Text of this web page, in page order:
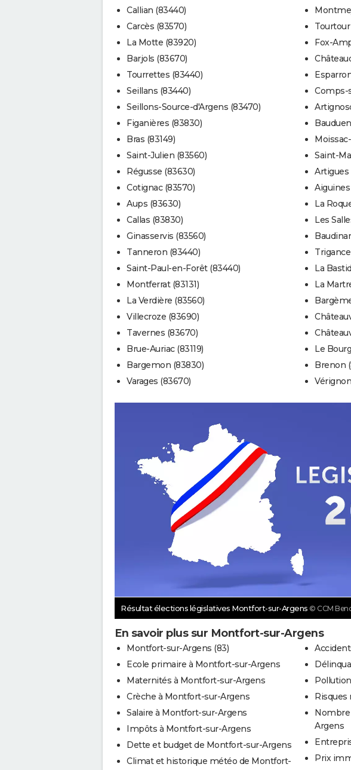
Callian (83440)
Carcès (83570)
La Motte (83920)
Barjols (83670)
Tourrettes (83440)
Seillans (83440)
Seillons-Source-d'Argens (83470)
Figanières (83830)
Bras (83149)
Saint-Julien (83560)
Régusse (83630)
Cotignac (83570)
Aups (83630)
Callas (83830)
Ginasservis (83560)
Tanneron (83440)
Saint-Paul-en-Forêt (83440)
Montferrat (83131)
La Verdière (83560)
Villecroze (83690)
Tavernes (83670)
Brue-Auriac (83119)
Bargemon (83830)
Varages (83670)
Fox-
Comps-
Saint-
Artigues
La
Les
La
La
Le
Brenon
Résultat élections législatives Montfort-sur-Argens © CCM
En savoir plus sur Montfort-sur-Argens
Montfort-sur-Argens (83)
Ecole primaire à Montfort-sur-Argens
Maternités à Montfort-sur-Argens
Crèche à Montfort-sur-Argens
Salaire à Montfort-sur-Argens
Impôts à Montfort-sur-Argens
Dette et budget de Montfort-sur-Argens
Climat et historique météo de Montfort-
Risques
Argens
Prix